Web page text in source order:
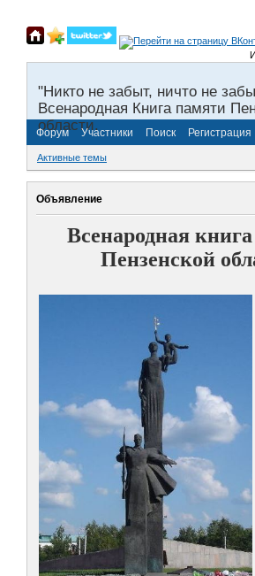
"Никто не забыт, ничто не
Всенародная Книга памяти
области.
Форум Участники Поиск Регистрация
Активные темы
Объявление
Всенародная
Пензенской